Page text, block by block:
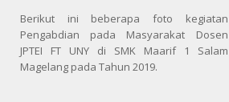
Berikut ini beberapa foto kegiatan
Pengabdian pada Masyarakat Dosen
JPTEI FT UNY di SMK Maarif 1 Salam
Magelang pada Tahun 2019.